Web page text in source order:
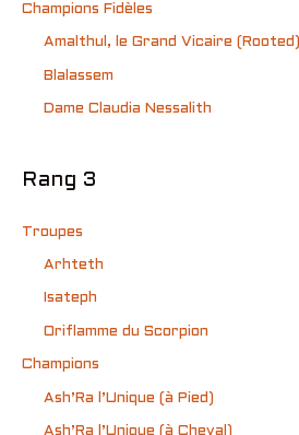
Champions Fidèles
Amalthul, le Grand Vicaire (Rooted)
Blalassem
Dame Claudia Nessalith
Rang 3
Troupes
Arhteth
Isateph
Oriflamme du Scorpion
Champions
Ash’Ra l’Unique (à Pied)
Ash’Ra l’Unique (à Cheval)